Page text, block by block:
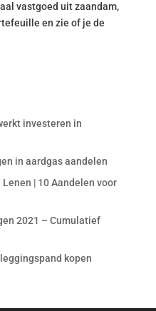
vastgoed uit zaandam,
en zie of je de
investeren in
in aardgas aandelen
| 10 Aandelen voor
2021 – Cumulatief
kopen